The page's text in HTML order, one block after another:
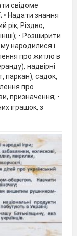
свідоме
• Надати знання
рік, Різдво,
• Розширити
народилися і
про житло в
надвірні
паркан), садок,
про
призначення; •
іграшок, з